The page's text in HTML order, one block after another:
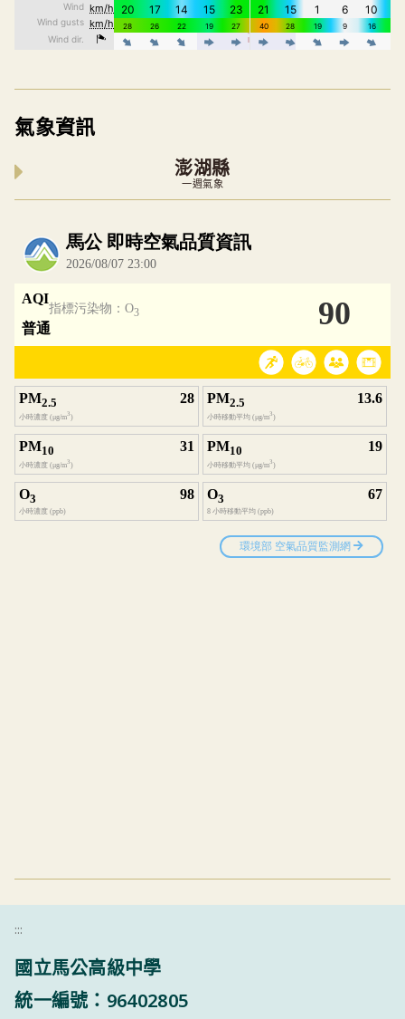
氣象資訊
澎湖縣
一週氣象
內嵌空氣品質小工具為視覺預覽，完整即時空
:::
國立馬公高級中學
統一編號：96402805